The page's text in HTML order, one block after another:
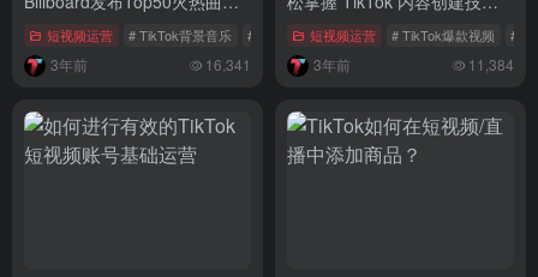
指南短视频运营 # TikTok背景音乐 # TiktTok爆款BGM # Billboard
3年前 16,341
巧！短视频运营 # TikTok爆款视频 #
3年前 11,384